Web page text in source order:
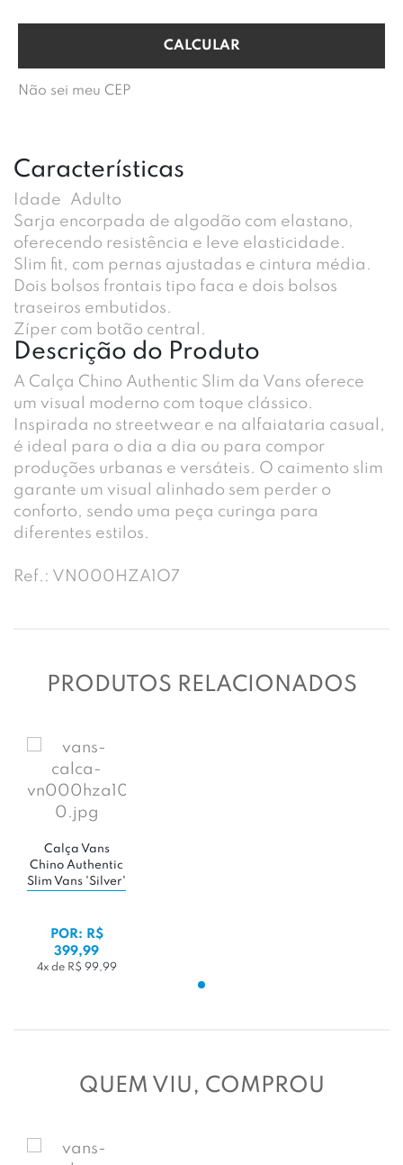
Não sei meu CEP
Características
Idade
Adulto
Sarja encorpada de algodão com elastano,
oferecendo resistência e leve elasticidade.
Slim fit, com pernas ajustadas e cintura média.
Dois bolsos frontais tipo faca e dois bolsos
traseiros embutidos.
Zíper com botão central.
Descrição do Produto
A Calça Chino Authentic Slim da Vans oferece
um visual moderno com toque clássico.
Inspirada no streetwear e na alfaiataria casual,
é ideal para o dia a dia ou para compor
produções urbanas e versáteis. O caimento slim
garante um visual alinhado sem perder o
conforto, sendo uma peça curinga para
diferentes estilos.
Ref.: VN000HZA1O7
PRODUTOS RELACIONADOS
Calça Vans
Chino Authentic
Slim Vans 'Silver'
POR: R$
399,99
4x de R$ 99,99
QUEM VIU, COMPROU